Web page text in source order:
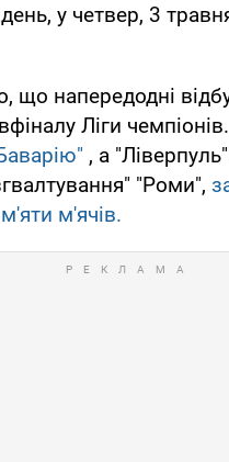
у четвер, 3
що напередодні
Ліги чемпіонів.
, а
"Роми",
м'ячів.